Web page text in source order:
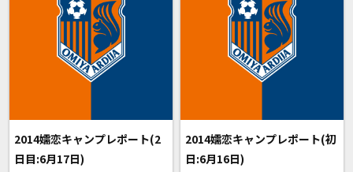
2014嬬恋キャンプレポート(2
日目:6月17日)
2014嬬恋キャンプレポート(初
日:6月16日)